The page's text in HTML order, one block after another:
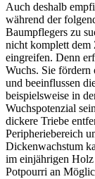
Auch deshalb
während der
Baumpflegers zu
nicht komplett
eingreifen. Denn
Wuchs. Sie fördern
und beeinflussen
beispielsweise in
Wuchspotenzial
dickere Triebe
Peripheriebereich
Dickenwachstum
im einjährigen
Potpourri an